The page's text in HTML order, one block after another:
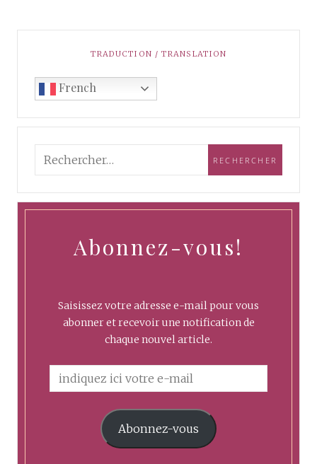
TRADUCTION / TRANSLATION
French
Abonnez-vous!
Saisissez votre adresse e-mail pour vous
abonner et recevoir une notification de
chaque nouvel article.
Abonnez-vous